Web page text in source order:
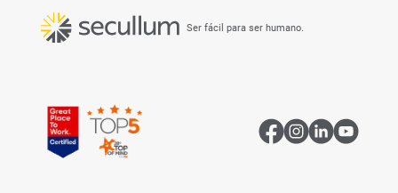
Ser fácil para ser humano.